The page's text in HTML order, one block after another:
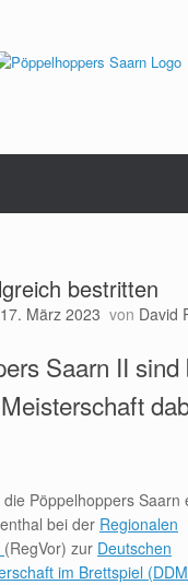
bestritten
17. März 2023 von David
Saarn II sind
Pöppelhoppers Saarn
bei der Regionalen
(RegVor) zur Deutschen
im Brettspiel